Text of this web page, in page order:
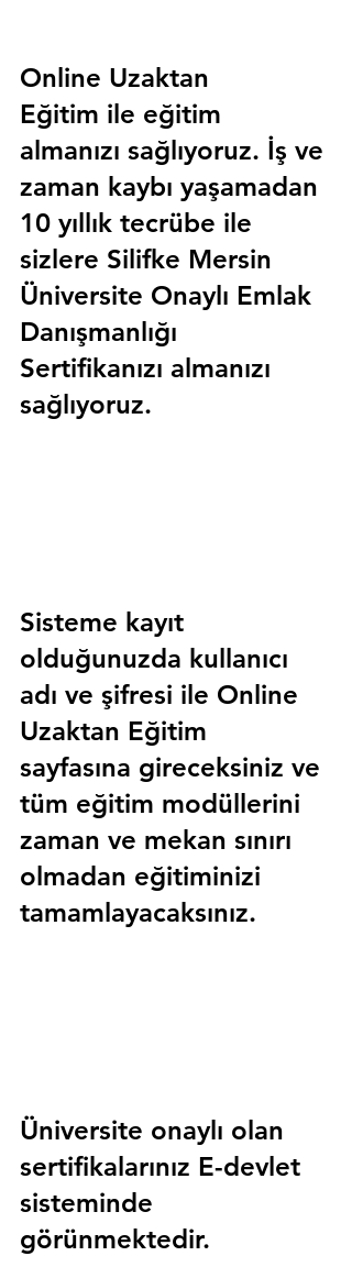
Online Uzaktan
Eğitim ile eğitim
almanızı sağlıyoruz. İş ve
zaman kaybı yaşamadan
10 yıllık tecrübe ile
sizlere Silifke Mersin
Üniversite Onaylı Emlak
Danışmanlığı
Sertifikanızı almanızı
sağlıyoruz.
Sisteme kayıt
olduğunuzda kullanıcı
adı ve şifresi ile Online
Uzaktan Eğitim
sayfasına gireceksiniz ve
tüm eğitim modüllerini
zaman ve mekan sınırı
olmadan eğitiminizi
tamamlayacaksınız.
Üniversite onaylı olan
sertifikalarınız E-devlet
sisteminde
görünmektedir.